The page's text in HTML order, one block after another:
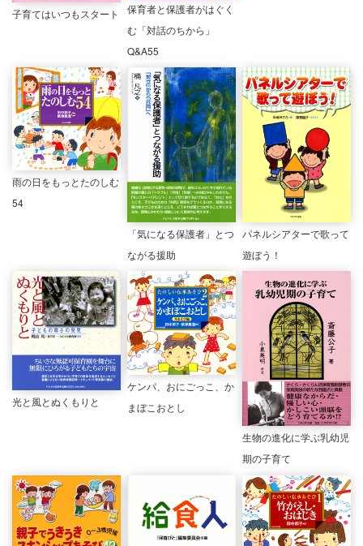
子育てはいつもスタート
保育者と保護者がはぐく
む「対話のちから」
Q&A55
雨の日をもっとたのしむ
54
「気になる保護者」とつ
ながる援助
パネルシアターで歌って
遊ぼう！
光と風とぬくもりと
ケンパ、おにごっこ、か
まぼこおとし
生物の進化に学ぶ乳幼児
期の子育て